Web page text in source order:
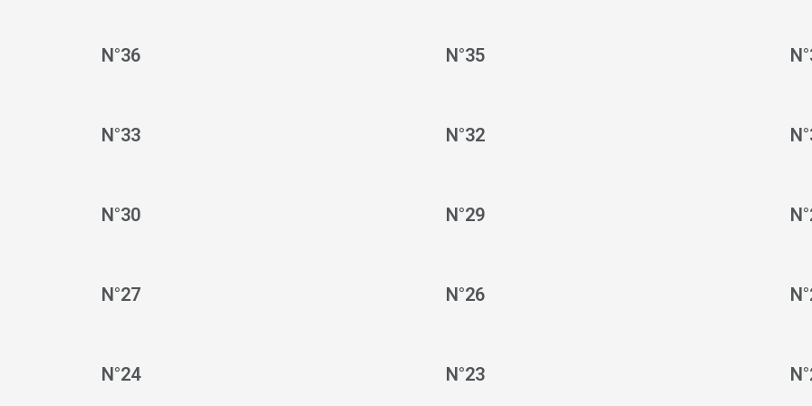
N°36 N°35
N°33 N°32
N°30 N°29
N°27 N°26
N°24 N°23